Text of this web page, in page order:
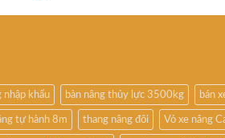
nhập khẩu bàn nâng thủy lực 3500kg bán
tự hành 8m thang nâng đôi Vỏ xe nâng